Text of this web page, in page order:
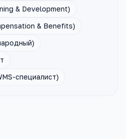
& Development)
& Benefits)
специалист)